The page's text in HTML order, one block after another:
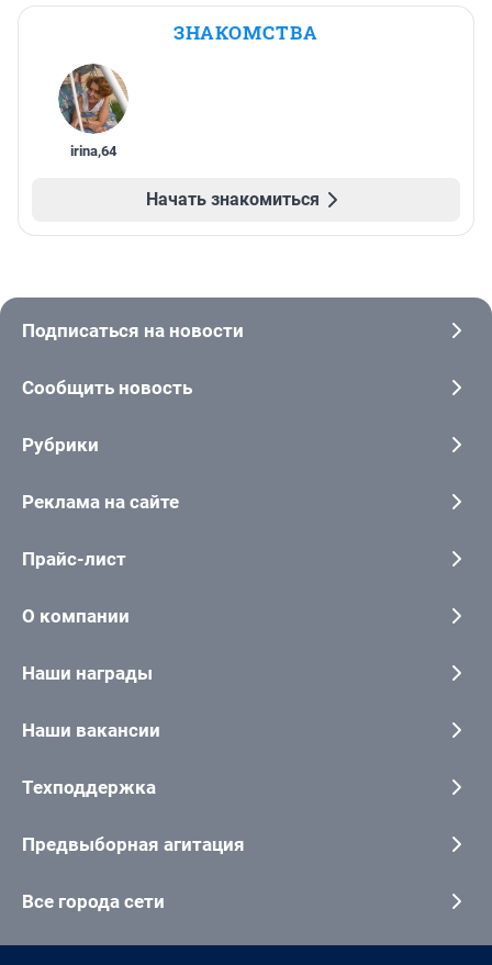
ЗНАКОМСТВА
irina,64
Начать знакомиться
Подписаться на новости
Сообщить новость
Рубрики
Реклама на сайте
Прайс-лист
О компании
Наши награды
Наши вакансии
Техподдержка
Предвыборная агитация
Все города сети